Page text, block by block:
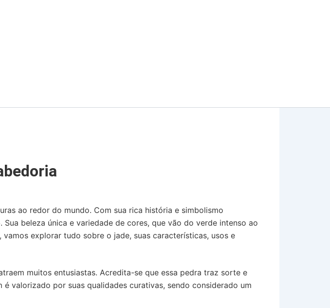
ao redor do mundo. Com sua rica história e simbolismo
beleza única e variedade de cores, que vão do verde intenso ao
explorar tudo sobre o jade, suas características, usos e
muitos entusiastas. Acredita-se que essa pedra traz sorte e
valorizado por suas qualidades curativas, sendo considerado um